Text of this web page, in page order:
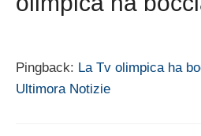
Pingback: La Tv olimpica ha
Ultimora Notizie